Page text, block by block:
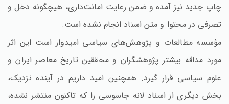
چاپ جدید نیز آمده و ضمن رعایت امانت‌داری‌، هیچگونه دخل و
تصرفی در محتوا و متن اسناد انجام نشده است‌.
مؤسسه مطالعات و پژوهش‌های سیاسی امیدوار است این اثر
مورد مداقه بیشتر پژوهشگران و محققین تاریخ معاصر ایران و
علوم سیاسی قرار گیرد. همچنین امید داریم در آینده نزدیک‌،
بخش دیگری از اسناد لانه جاسوسی را که تاکنون منتشر نشده‌،